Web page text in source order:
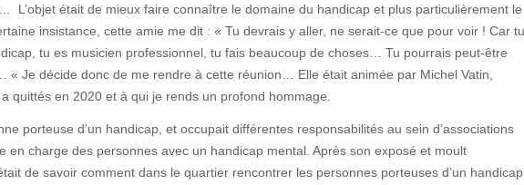
L’objet était de mieux faire connaître le domaine du handicap et plus particulièrement le
insistance, cette amie me dit : « Tu devrais y aller, ne serait-ce que pour voir ! Car tu
tu es musicien professionnel, tu fais beaucoup de choses… Tu pourrais peut-être
« Je décide donc de me rendre à cette réunion… Elle était animée par Michel Vatin,
quittés en 2020 et à qui je rends un profond hommage.
porteuse d’un handicap, et occupait différentes responsabilités au sein d’associations
en charge des personnes avec un handicap mental. Après son exposé et moult
de savoir comment dans le quartier rencontrer les personnes porteuses d’un handicap